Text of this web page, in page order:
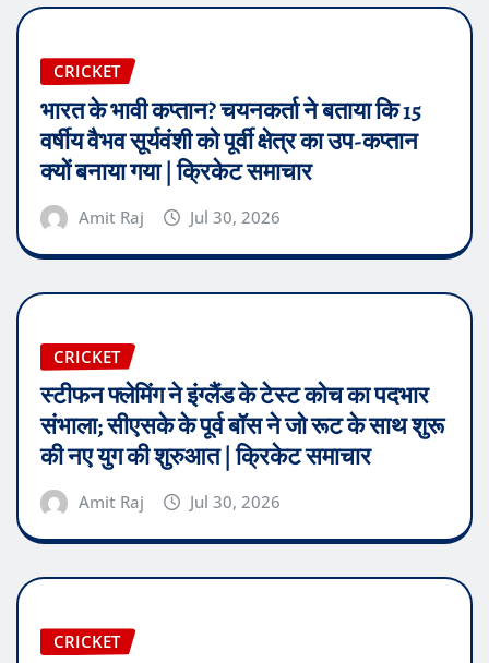
CRICKET
भारत के भावी कप्तान? चयनकर्ता ने बताया कि 15
वर्षीय वैभव सूर्यवंशी को पूर्वी क्षेत्र का उप-कप्तान
क्यों बनाया गया | क्रिकेट समाचार
Amit Raj Jul 30, 2026
CRICKET
स्टीफन फ्लेमिंग ने इंग्लैंड के टेस्ट कोच का पदभार
संभाला; सीएसके के पूर्व बॉस ने जो रूट के साथ शुरू
की नए युग की शुरुआत | क्रिकेट समाचार
Amit Raj Jul 30, 2026
CRICKET